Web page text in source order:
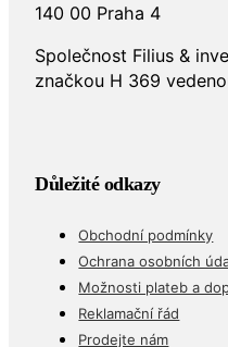
140 00 Praha 4
Společnost Filius &
značkou H 369
Důležité odkazy
Obchodní podmínky
Ochrana osobních
Možnosti plateb a
Reklamační řád
Prodejte nám